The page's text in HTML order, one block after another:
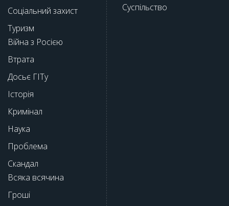
Соціальний захист
Туризм
Війна з Росією
Втрата
Досьє ГІТу
Історія
Кримінал
Наука
Проблема
Скандал
Всяка всячина
Гроші
Суспільство